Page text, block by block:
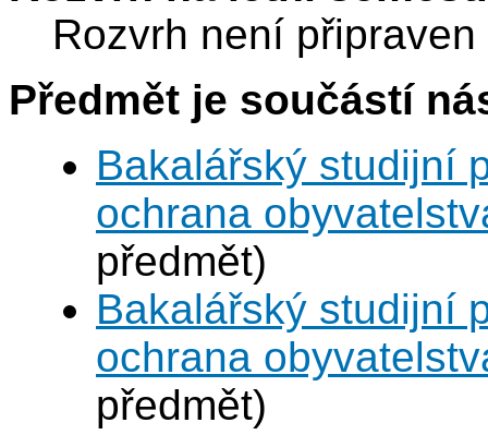
Rozvrh není připraven
Předmět je součástí
Bakalářský studijní
ochrana
předmět)
Bakalářský studijní
ochrana
předmět)